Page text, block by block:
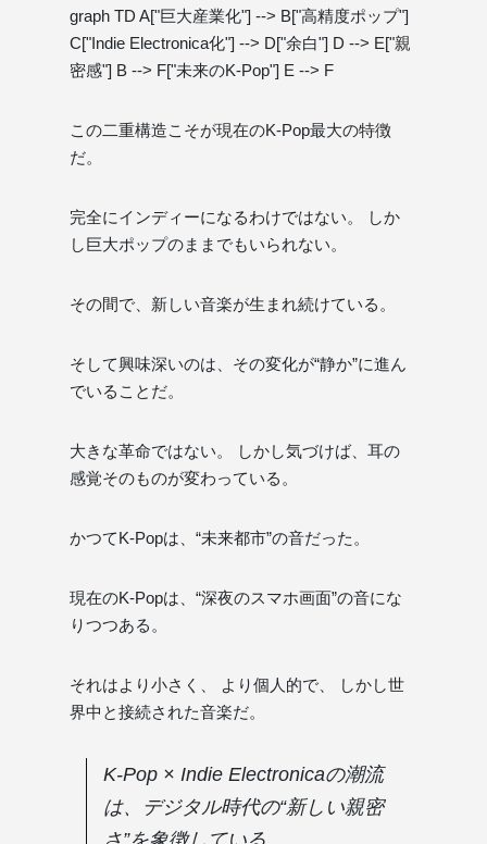
graph TD A["巨大産業化"] --> B["高精度ポップ"]
C["Indie Electronica化"] --> D["余白"] D --> E["親
密感"] B --> F["未来のK-Pop"] E --> F
この二重構造こそが現在のK-Pop最大の特徴
だ。
完全にインディーになるわけではない。 しか
し巨大ポップのままでもいられない。
その間で、新しい音楽が生まれ続けている。
そして興味深いのは、その変化が“静か”に進ん
でいることだ。
大きな革命ではない。 しかし気づけば、耳の
感覚そのものが変わっている。
かつてK-Popは、“未来都市”の音だった。
現在のK-Popは、“深夜のスマホ画面”の音にな
りつつある。
それはより小さく、 より個人的で、 しかし世
界中と接続された音楽だ。
K-Pop × Indie Electronicaの潮流
は、デジタル時代の“新しい親密
さ”を象徴している。